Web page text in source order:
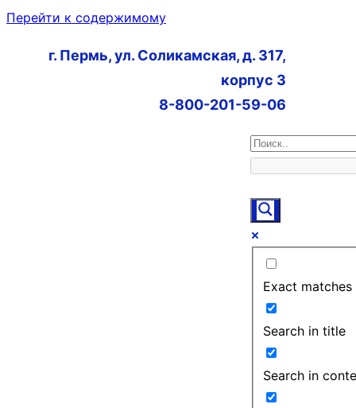
Перейти к содержимому
г. Пермь, ул. Соликамская, д. 317,
корпус 3
8-800-201-59-06
Exact matches
Search in title
Search in